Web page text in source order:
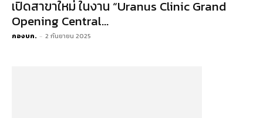
เปิดสาขาใหม่ ในงาน “Uranus Clinic Grand
Opening Central...
กองบก. - 2 กันยายน 2025